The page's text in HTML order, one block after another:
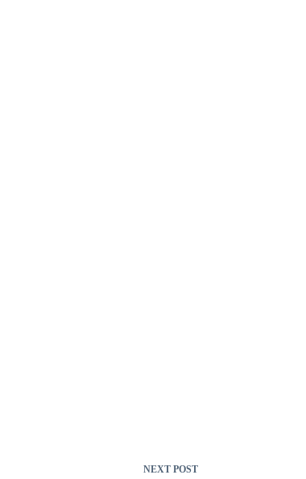
NEXT POST